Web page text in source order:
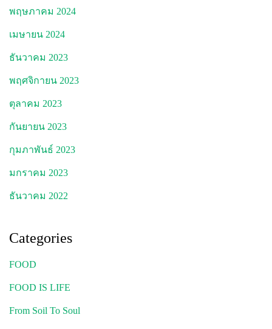
พฤษภาคม 2024
เมษายน 2024
ธันวาคม 2023
พฤศจิกายน 2023
ตุลาคม 2023
กันยายน 2023
กุมภาพันธ์ 2023
มกราคม 2023
ธันวาคม 2022
Categories
FOOD
FOOD IS LIFE
From Soil To Soul